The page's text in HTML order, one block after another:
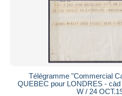
Télégramme "Commercial
QUEBEC pour LONDRES - càd
W / 24